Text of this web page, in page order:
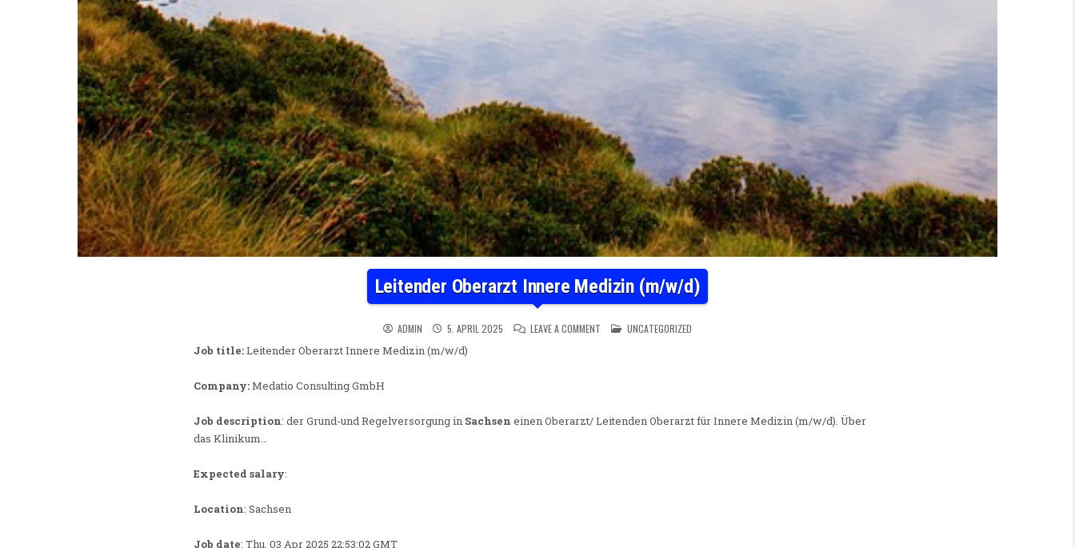
Leitender Oberarzt Innere Medizin (m/w/d)
ADMIN 5. APRIL 2025 LEAVE A COMMENT ON LEITENDER OBERARZT INNERE MEDIZIN (M/W/D)
POSTED IN
UNCATEGORIZED
Job title:Leitender Oberarzt Innere Medizin (m/w/d)
Company:Medatio Consulting GmbH
Job description: der Grund-und Regelversorgung in Sachsen einen Oberarzt/ Leitenden Oberarzt für Innere Medizin (m/w/d). Über
das Klinikum…
Expected salary:
Location: Sachsen
Job date: Thu, 03 Apr 2025 22:53:02 GMT